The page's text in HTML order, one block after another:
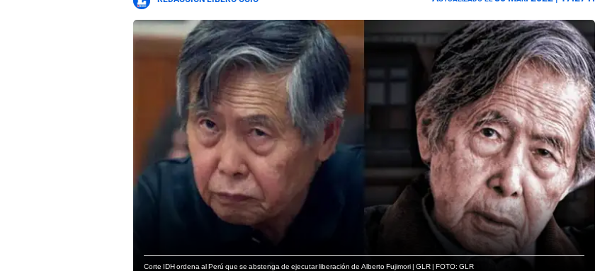
Corte IDH ordena al Perú que se abstenga de ejecutar liberación de Alberto Fujimori | GLR | FOTO: GLR